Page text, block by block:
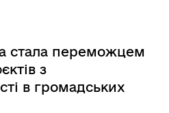
стала переможцем
з
в громадських